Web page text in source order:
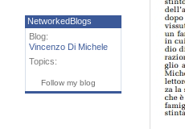
NetworkedBlogs
Blog:
Vincenzo Di Michele
Topics:
Follow my blog